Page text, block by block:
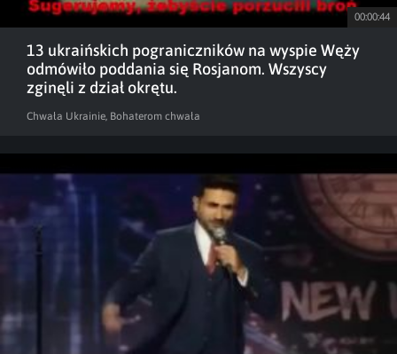
00:00:44
13 ukraińskich pograniczników na wyspie Węży
odmówiło poddania się Rosjanom. Wszyscy
zginęli z dział okrętu.
Chwała Ukrainie, Bohaterom chwała